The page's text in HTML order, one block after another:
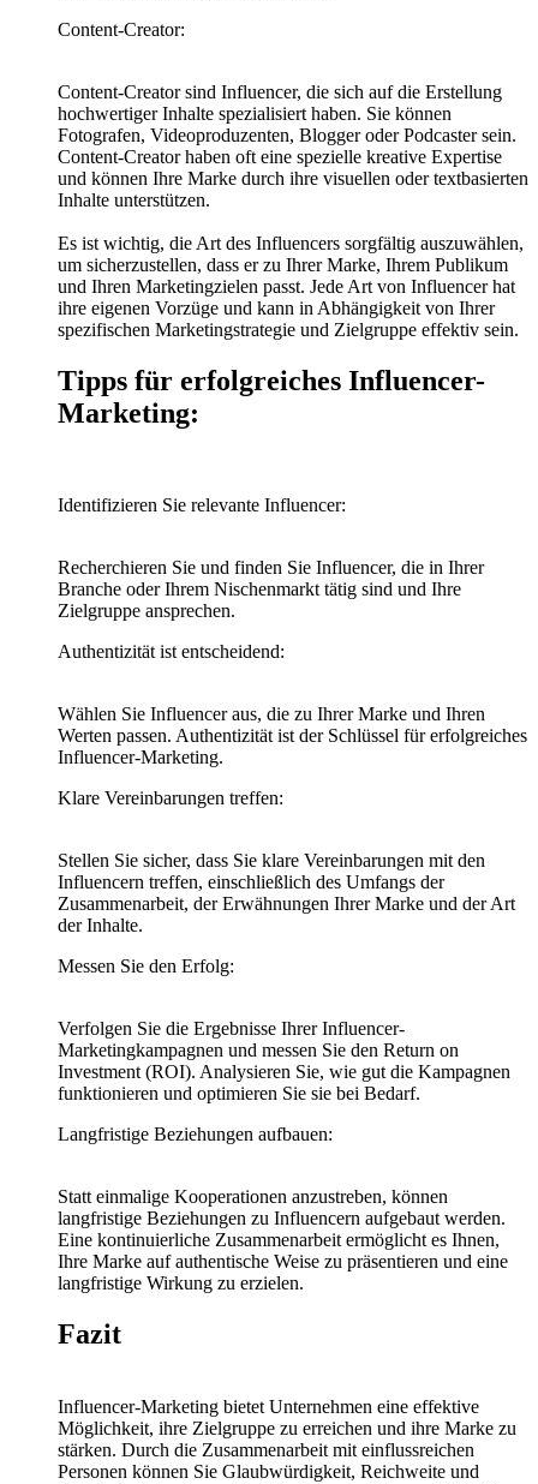
Content-Creator:
Content-Creator sind Influencer, die sich auf die Erstellung
hochwertiger Inhalte spezialisiert haben. Sie können
Fotografen, Videoproduzenten, Blogger oder Podcaster sein.
Content-Creator haben oft eine spezielle kreative Expertise
und können Ihre Marke durch ihre visuellen oder textbasierten
Inhalte unterstützen.
Es ist wichtig, die Art des Influencers sorgfältig auszuwählen,
um sicherzustellen, dass er zu Ihrer Marke, Ihrem Publikum
und Ihren Marketingzielen passt. Jede Art von Influencer hat
ihre eigenen Vorzüge und kann in Abhängigkeit von Ihrer
spezifischen Marketingstrategie und Zielgruppe effektiv sein.
Tipps für erfolgreiches Influencer-
Marketing:
Identifizieren Sie relevante Influencer:
Recherchieren Sie und finden Sie Influencer, die in Ihrer
Branche oder Ihrem Nischenmarkt tätig sind und Ihre
Zielgruppe ansprechen.
Authentizität ist entscheidend:
Wählen Sie Influencer aus, die zu Ihrer Marke und Ihren
Werten passen. Authentizität ist der Schlüssel für erfolgreiches
Influencer-Marketing.
Klare Vereinbarungen treffen:
Stellen Sie sicher, dass Sie klare Vereinbarungen mit den
Influencern treffen, einschließlich des Umfangs der
Zusammenarbeit, der Erwähnungen Ihrer Marke und der Art
der Inhalte.
Messen Sie den Erfolg:
Verfolgen Sie die Ergebnisse Ihrer Influencer-
Marketingkampagnen und messen Sie den Return on
Investment (ROI). Analysieren Sie, wie gut die Kampagnen
funktionieren und optimieren Sie sie bei Bedarf.
Langfristige Beziehungen aufbauen:
Statt einmalige Kooperationen anzustreben, können
langfristige Beziehungen zu Influencern aufgebaut werden.
Eine kontinuierliche Zusammenarbeit ermöglicht es Ihnen,
Ihre Marke auf authentische Weise zu präsentieren und eine
langfristige Wirkung zu erzielen.
Fazit
Influencer-Marketing bietet Unternehmen eine effektive
Möglichkeit, ihre Zielgruppe zu erreichen und ihre Marke zu
stärken. Durch die Zusammenarbeit mit einflussreichen
Personen können Sie Glaubwürdigkeit, Reichweite und